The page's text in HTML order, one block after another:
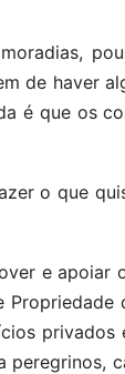
de haver
é que os
o que
e apoiar
privados
peregrinos,